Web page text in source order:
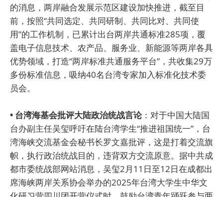
的消息，两岸融合发展示范区建设加快推进，截至目
前，按照“共同选定、共同研制、共同比对、共同使
用”的工作机制，已累计出台两岸共通标准285项，覆
盖电子信息技术、农产品、服务业、新能源等两岸各具
优势领域，打造“两岸标准共通服务平台”，共收集29万
多份标准信息，吸纳40名台湾专家加入标准化技术委
员会。
• 台湾海基会批评大陆政治统战言论：对于中国大陆国
台办副主任吴玺呼吁在陆台湾学生“推进祖国统一”，台
湾海峡交流基金会秘书长罗文嘉批评，这是打着交流旗
帜，执行政治统战目的，违背双方交流原意。据中共成
都市委统战部网站消息，吴玺2月11日至12日在成都出
席海峡两岸关系协会举办的2025年台湾大学生中华文